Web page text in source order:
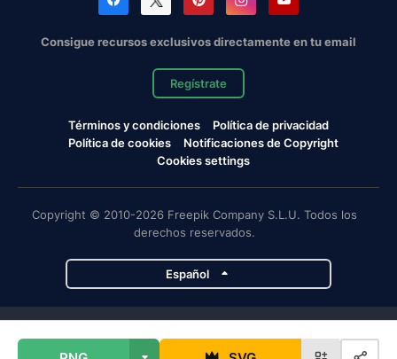
Consigue recursos exclusivos directamente en tu email
Regístrate
Términos y condiciones
Política de privacidad
Política de cookies
Notificaciones de Copyright
Cookies settings
Copyright © 2010-2026 Freepik Company S.L.U. Todos los
derechos reservados.
Español